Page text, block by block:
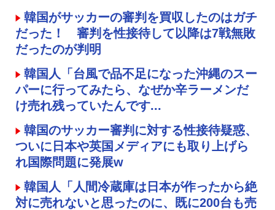
韓国がサッカーの審判を買収したのはガチ
だった！ 審判を性接待して以降は7戦無敗
だったのが判明
韓国人「台風で品不足になった沖縄のスー
パーに行ってみたら、なぜか辛ラーメンだ
け売れ残っていたんです...
韓国のサッカー審判に対する性接待疑惑、
ついに日本や英国メディアにも取り上げら
れ国際問題に発展w
韓国人「人間冷蔵庫は日本が作ったから絶
対に売れないと思ったのに、既に200台も売